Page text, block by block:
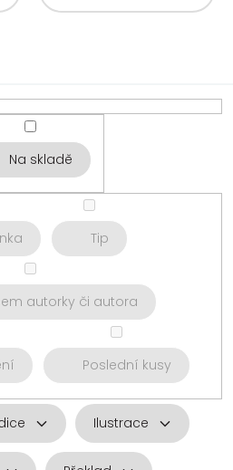
Na skladě
Tip
autorky či autora
Poslední kusy
Ilustrace